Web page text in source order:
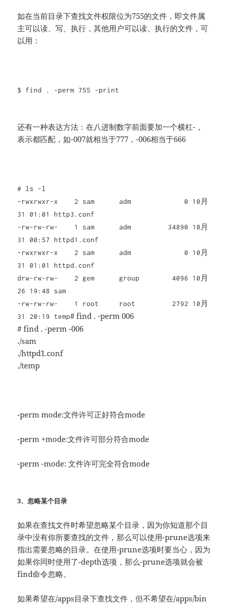
如在当前目录下查找文件权限位为755的文件，即文件属
主可以读、写、执行，其他用户可以读、执行的文件，可
以用：
$ find . -perm 755 -print
还有一种表达方法：在八进制数字前面要加一个横杠-，
表示都匹配，如-007就相当于777，-006相当于666
# ls -l
-rwxrwxr-x 2 sam adm 0 10月
31 01:01 http3.conf
-rw-rw-rw- 1 sam adm 34890 10月
31 00:57 httpd1.conf
-rwxrwxr-x 2 sam adm 0 10月
31 01:01 httpd.conf
drw-rw-rw- 2 gem group 4096 10月
26 19:48 sam
-rw-rw-rw- 1 root root 2792 10月
31 20:19 temp# find . -perm 006
# find . -perm -006
./sam
./httpd1.conf
./temp
-perm mode:文件许可正好符合mode
-perm +mode:文件许可部分符合mode
-perm -mode: 文件许可完全符合mode
3、忽略某个目录
如果在查找文件时希望忽略某个目录，因为你知道那个目
录中没有你所要查找的文件，那么可以使用-prune选项来
指出需要忽略的目录。在使用-prune选项时要当心，因为
如果你同时使用了-depth选项，那么-prune选项就会被
find命令忽略。
如果希望在/apps目录下查找文件，但不希望在/apps/bin